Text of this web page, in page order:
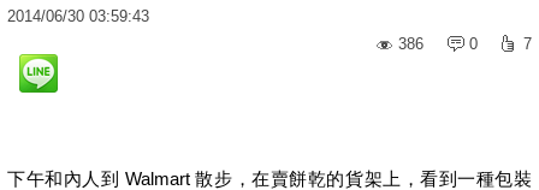
2014/06/30 03:59:43
386
0 7
下午和內人到 Walmart 散步，在賣餅乾的貨架上，看到一種包裝